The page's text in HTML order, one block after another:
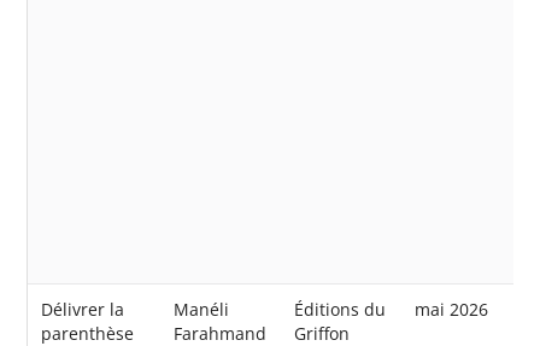
Délivrer la
parenthèse
Manéli
Farahmand
Éditions du
Griffon
mai 2026